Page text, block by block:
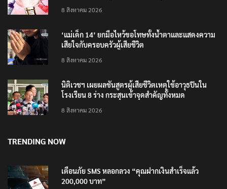
8 สิงหาคม 2026
‘แม่เด็ก 14’ ยกมือไหว้ขอโทษทั้งน้ำตาและแสดงความ
เสียใจกับครอบครัวผู้เสียชีวิต
8 สิงหาคม 2026
นิติเวชฯ เผยผลชันสูตรผู้เสียชีวิตเหตุใช้อาวุธปืนใน
โรงเรียน 8 ร่าง กระสุนเข้าจุดสำคัญทั้งหมด
8 สิงหาคม 2026
TRENDING NOW
เตือนภัย SMS หลอกลวง “คุณฝากเงินสำเร็จแล้ว
200,000 บาท”